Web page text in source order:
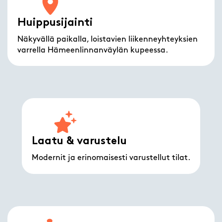
Huippusijainti
Näkyvällä paikalla, loistavien liikenneyhteyksien
varrella Hämeenlinnanväylän kupeessa.
Laatu & varustelu
Modernit ja erinomaisesti varustellut tilat.